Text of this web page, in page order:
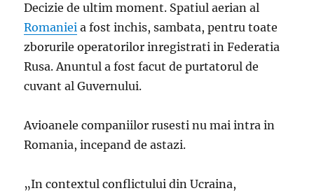
Decizie de ultim moment. Spatiul aerian al
Romaniei a fost inchis, sambata, pentru toate
zborurile operatorilor inregistrati in Federatia
Rusa. Anuntul a fost facut de purtatorul de
cuvant al Guvernului.
Avioanele companiilor rusesti nu mai intra in
Romania, incepand de astazi.
„In contextul conflictului din Ucraina,